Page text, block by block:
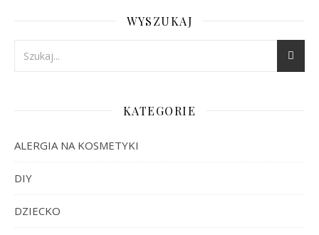
WYSZUKAJ
KATEGORIE
ALERGIA NA KOSMETYKI
DIY
DZIECKO